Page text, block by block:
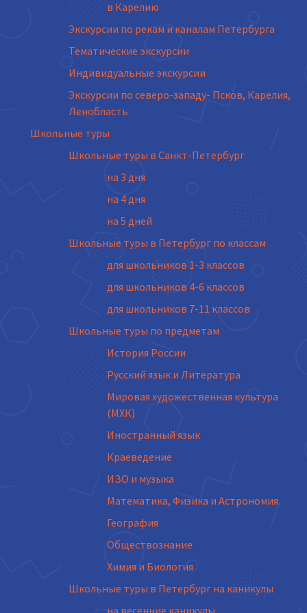
в Карелию
Экскурсии по рекам и каналам Петербурга
Тематические экскурсии
Индивидуальные экскурсии
Экскурсии по северо-западу- Псков, Карелия,
Ленобласть
Школьные туры
Школьные туры в Санкт-Петербург
на 3 дня
на 4 дня
на 5 дней
Школьные туры в Петербург по классам
для школьников 1-3 классов
для школьников 4-6 классов
для школьников 7-11 классов
Школьные туры по предметам
История России
Русский язык и Литература
Мировая художественная культура
(МХК)
Иностранный язык
Краеведение
ИЗО и музыка
Математика, Физика и Астрономия.
География
Обществознание
Химия и Биология
Школьные туры в Петербург на каникулы